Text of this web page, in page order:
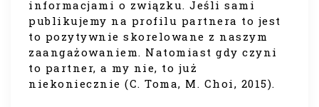
informacjami o związku. Jeśli sami
publikujemy na profilu partnera to jest
to pozytywnie skorelowane z naszym
zaangażowaniem. Natomiast gdy czyni
to partner, a my nie, to już
niekoniecznie (C. Toma, M. Choi, 2015).